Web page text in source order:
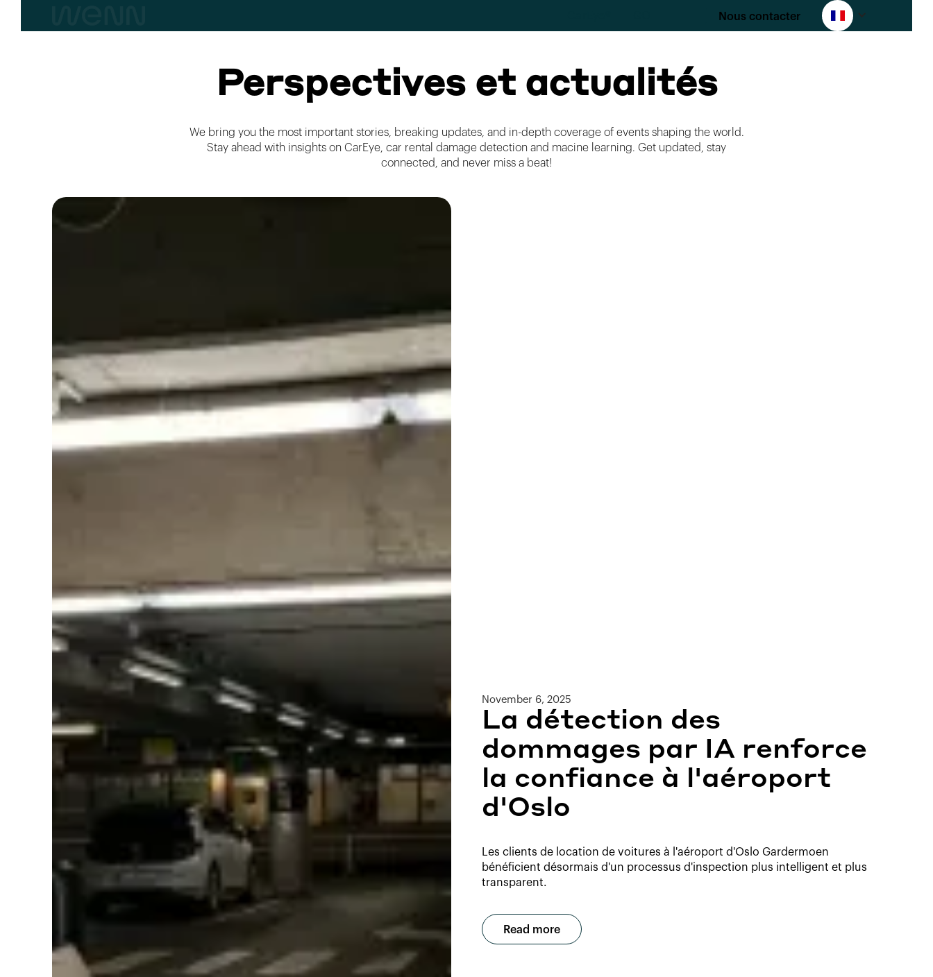
Nous contacter
Perspectives et actualités
We bring you the most important stories, breaking updates, and in-depth coverage of events shaping the world.
Stay ahead with insights on CarEye, car rental damage detection and macine learning. Get updated, stay
connected, and never miss a beat!
November 6, 2025
La détection des
dommages par IA renforce
la confiance à l'aéroport
d'Oslo
Les clients de location de voitures à l'aéroport d'Oslo Gardermoen
bénéficient désormais d'un processus d'inspection plus intelligent et plus
transparent.
Read more